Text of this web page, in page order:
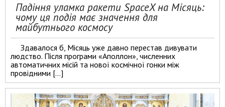
Падіння уламка ракети SpaceX на Місяць:
чому ця подія має значення для
майбутнього космосу
Здавалося б, Місяць уже давно перестав дивувати
людство. Після програми «Аполлон», численних
автоматичних місій та нової космічної гонки між
провідними […]